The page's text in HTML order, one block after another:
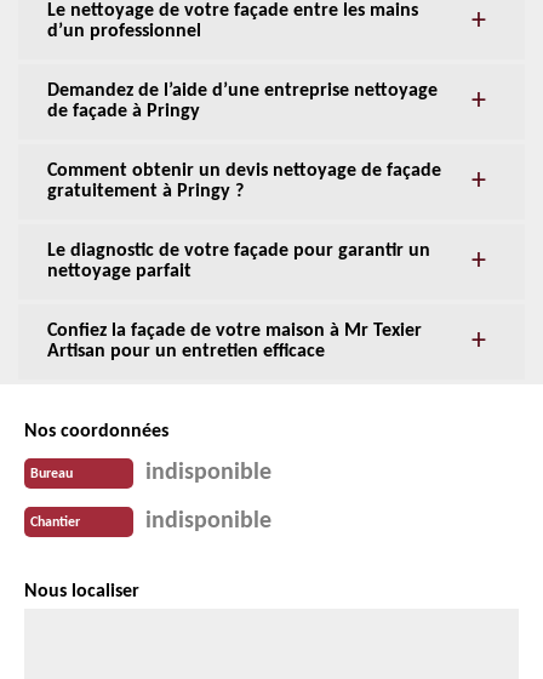
Le nettoyage de votre façade entre les mains
d’un professionnel
Demandez de l’aide d’une entreprise nettoyage
de façade à Pringy
Comment obtenir un devis nettoyage de façade
gratuitement à Pringy ?
Le diagnostic de votre façade pour garantir un
nettoyage parfait
Confiez la façade de votre maison à Mr Texier
Artisan pour un entretien efficace
Nos coordonnées
Bureau indisponible
Chantier indisponible
Nous localiser